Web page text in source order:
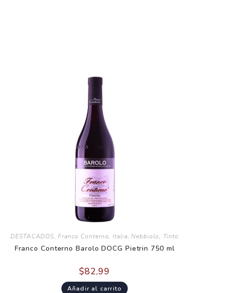
DESTACADOS, Franco Conterno,Italia,Nebbiolo, Tinto
Franco Conterno Barolo DOCG Pietrin 750 ml
$82,99
Añadir al carrito